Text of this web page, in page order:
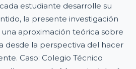
estudiante desarrolle su
la presente investigación
una aproximación teórica sobre
desde la perspectiva del hacer
Caso: Colegio Técnico